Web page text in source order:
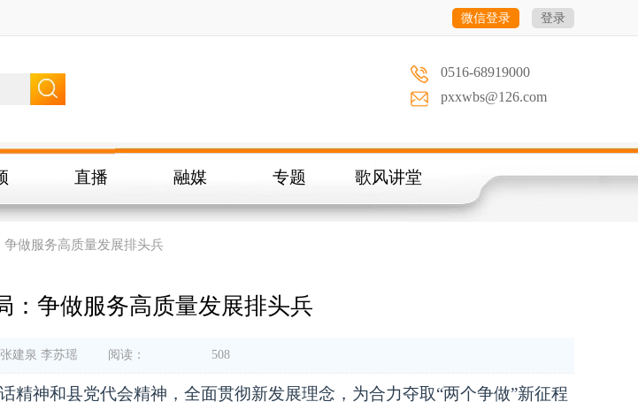
微信登录 登录
0516-68919000
pxxwbs@126.com
直播 融媒 专题 歌风讲堂
做服务高质量发展排头兵
：争做服务高质量发展排头兵
建泉 李苏瑶 阅读： 508
神和县党代会精神，全面贯彻新发展理念，为合力夺取“两个争做”新征程